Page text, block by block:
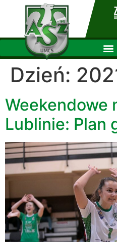
Dzień:
Weekendowe
Lublinie: Plan